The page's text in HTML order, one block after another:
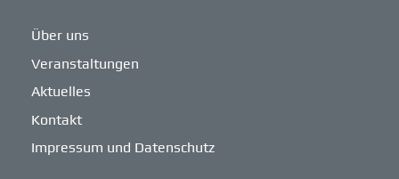
Über uns
Veranstaltungen
Aktuelles
Kontakt
Impressum und Datenschutz